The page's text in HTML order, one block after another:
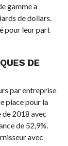
gamme a
de dollars.
pour leur part
DE
par entreprise
place pour la
2018 avec
de 52,9%.
avec